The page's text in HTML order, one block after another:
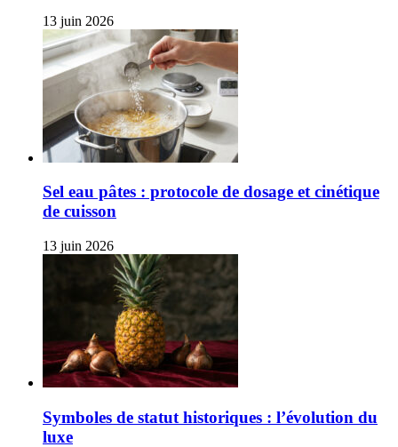
13 juin 2026
Sel eau pâtes : protocole de dosage et cinétique
de cuisson
13 juin 2026
Symboles de statut historiques : l’évolution du
luxe